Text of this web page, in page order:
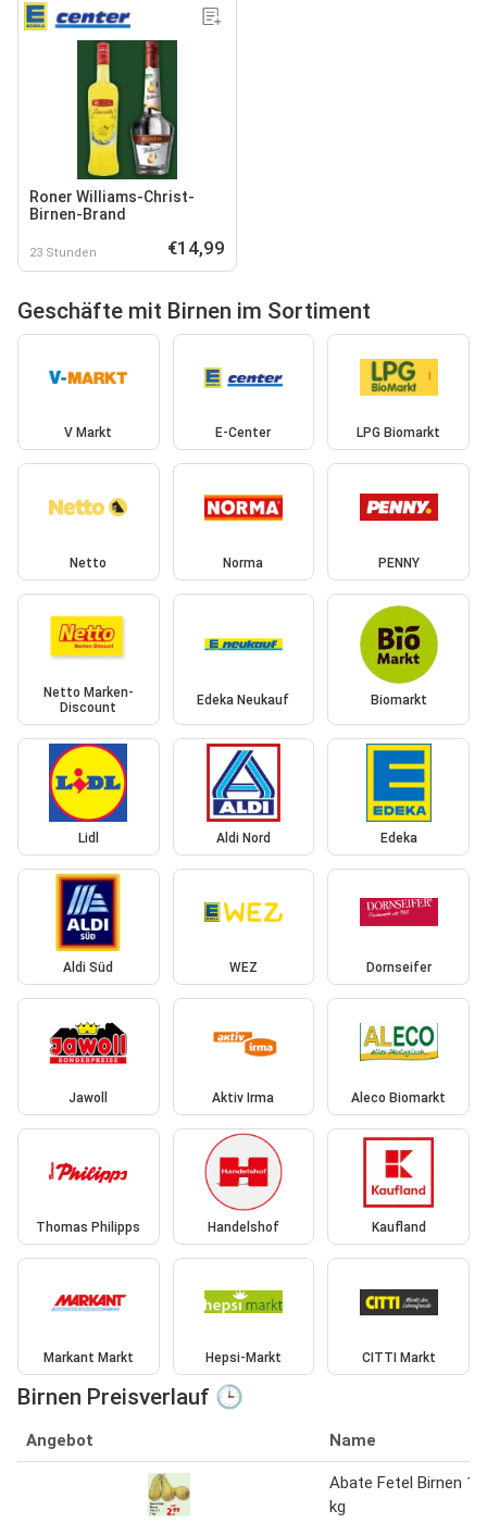
Roner Williams-Christ-
Birnen-Brand
23 Stunden €14,99
Geschäfte mit Birnen im Sortiment
V Markt E-Center LPG Biomarkt
Netto Norma PENNY
Netto Marken-
Discount
Edeka Neukauf Biomarkt
Lidl Aldi Nord Edeka
Aldi Süd WEZ Dornseifer
Jawoll Aktiv Irma Aleco Biomarkt
Thomas Philipps Handelshof Kaufland
Markant Markt Hepsi-Markt CITTI Markt
Birnen Preisverlauf 🕒
Angebot Name
Abate Fetel Birnen 1
kg